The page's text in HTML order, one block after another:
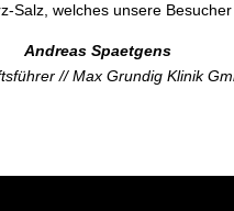
Salz, welches unsere
Andreas Spaetgens
// Max Grundig Klinik